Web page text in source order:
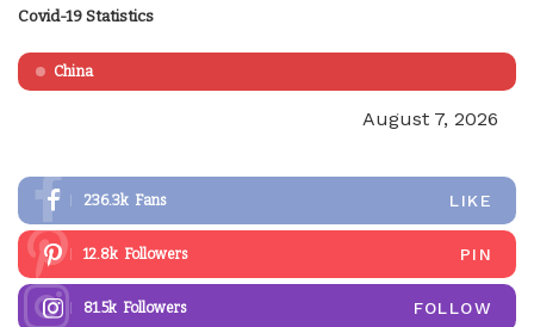
Covid-19 Statistics
China
August 7, 2026
236.3k Fans LIKE
12.8k Followers PIN
81.5k Followers FOLLOW